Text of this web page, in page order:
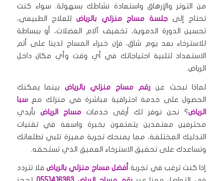
من التوتر والإرهاق واستعادة نشاطك بسهولة. سواء كنت
تحتاج إلىجلسة مساج منزلي بالرياضللعلاج الطبيعي،
تحسين الدورة الدموية، تخفيف آلام العضلات، أو ببساطة
للاسترخاء بعد يوم شاق، فإن خبراء المساج لدينا على أتم
الاستعداد لتلبية احتياجاتك في أي وقت وأي مكان داخل
الرياض.
لماذا تبحث عنرقم مساج منزلي بالرياضبينما يمكنك
الحصول على خدمة احترافية مباشرة في منزلك معسبا
الرياض؟ نحن نوفر لك أرقى خدماتمساج الرياض بأيدي
محترفين معتمدين يتمتعون بخبرة واسعة في تقنيات
التدليك المختلفة، مما يمنحك تجربة مميزة تلبي تطلعاتك
وتساعدك على تحقيق الاسترخاء العميق الذي تستحقه.
إذا كنت ترغب في تجربة أفضل مساج منزلي بالرياضفلا تتردد